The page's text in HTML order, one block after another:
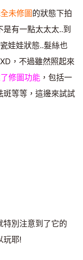
未修圖的狀態下拍
是有一點太太太..到
娃娃狀態..髮絲也
，不過雖然照起來
修圖功能 ，包括一
斑等等，這邊來試試
特別注意到了它的
玩耶!